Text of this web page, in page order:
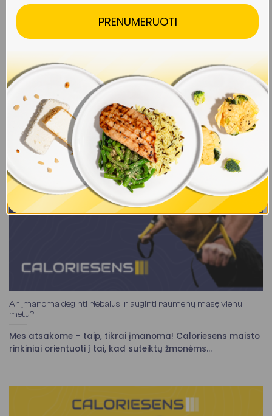
Lietuvoje?
Kaip išsirinkti geriausią subalansuotos mitybos paslaugą
Lietuvoje? Subalansuotos mitybos paslaugos sparčiai
populiarėja Lietuvoje – vis...
Ar įmanoma deginti riebalus ir auginti raumenų masę vienu
metu?
Mes atsakome – taip, tikrai įmanoma! Caloriesens maisto
rinkiniai orientuoti į tai, kad suteiktų žmonėms...
PRENUMERUOTI